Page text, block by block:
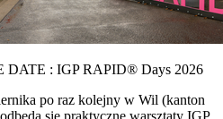
DATE : IGP RAPID® Days 2026
po raz kolejny w Wil (kanton
się praktyczne warsztaty IGP